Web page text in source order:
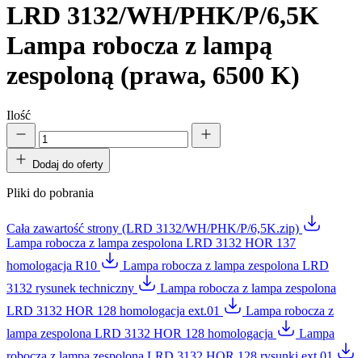
LRD 3132/WH/PHK/P/6,5K
Lampa robocza z lampą
zespoloną (prawa, 6500 K)
Ilość
Dodaj do oferty
Pliki do pobrania
Cała zawartość strony (LRD 3132/WH/PHK/P/6,5K.zip)
Lampa robocza z lampa zespolona LRD 3132 HOR 137
homologacja R10
Lampa robocza z lampa zespolona LRD
3132 rysunek techniczny
Lampa robocza z lampa zespolona
LRD 3132 HOR 128 homologacja ext.01
Lampa robocza z
lampa zespolona LRD 3132 HOR 128 homologacja
Lampa